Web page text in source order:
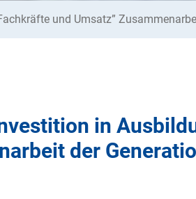
und Umsatz”
in
der